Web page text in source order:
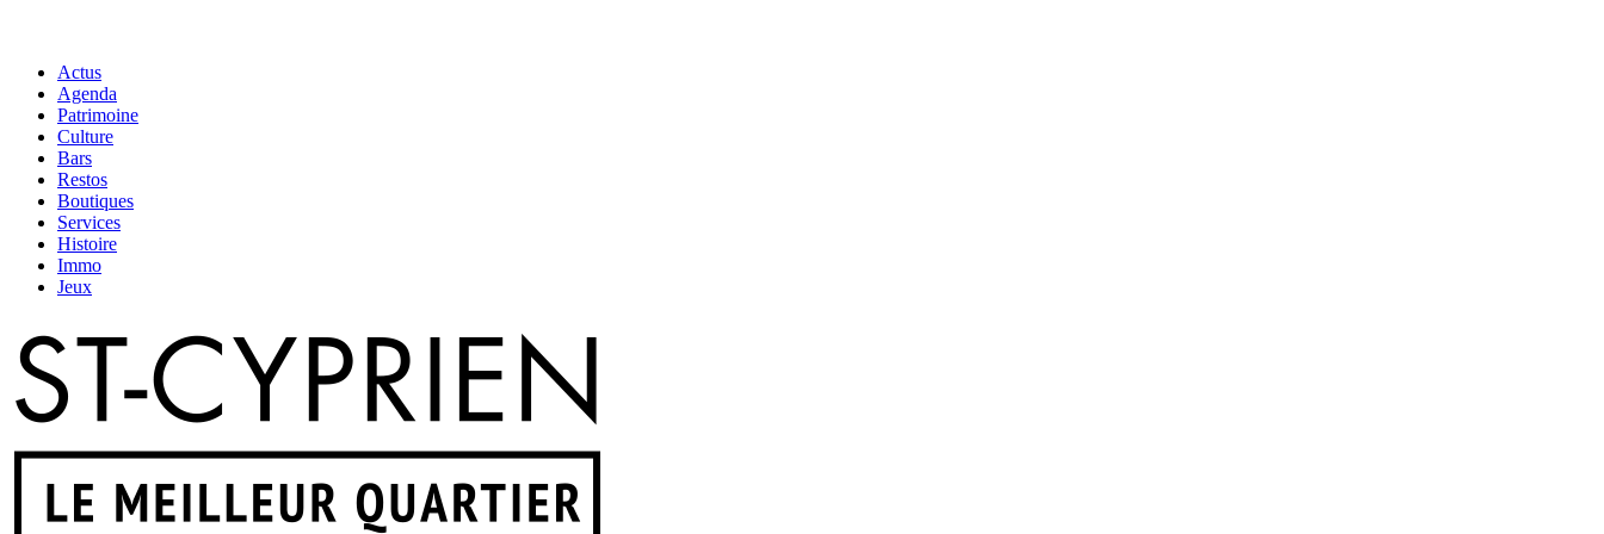
Actus
Agenda
Patrimoine
Culture
Bars
Restos
Boutiques
Services
Histoire
Immo
Jeux